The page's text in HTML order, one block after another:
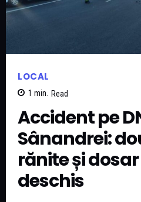
LOCAL
1 min. Read
Accident pe
Sânandrei:
rănite și
deschis